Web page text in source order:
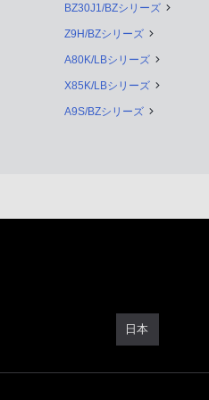
BZ30J1/BZシリーズ
Z9H/BZシリーズ
A80K/LBシリーズ
X85K/LBシリーズ
A9S/BZシリーズ
日本